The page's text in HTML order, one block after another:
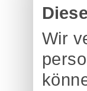
Wir